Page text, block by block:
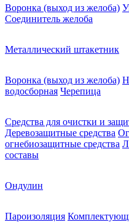
Воронка (выход из желоба)
Соединитель желоба
Металлический штакетник
Воронка (выход из желоба)
водосборная Черепица
Средства для очистки и
Деревозащитные средства
огнебиозащитные средства
составы
Ондулин
Пароизоляция